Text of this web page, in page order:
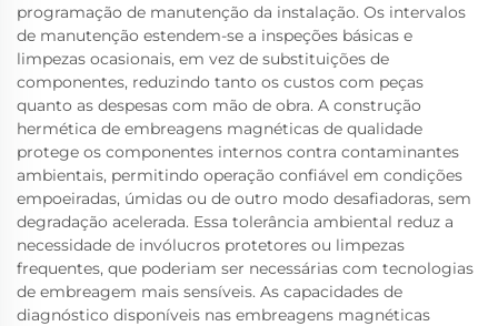
programação de manutenção da instalação. Os intervalos
de manutenção estendem-se a inspeções básicas e
limpezas ocasionais, em vez de substituições de
componentes, reduzindo tanto os custos com peças
quanto as despesas com mão de obra. A construção
hermética de embreagens magnéticas de qualidade
protege os componentes internos contra contaminantes
ambientais, permitindo operação confiável em condições
empoeiradas, úmidas ou de outro modo desafiadoras, sem
degradação acelerada. Essa tolerância ambiental reduz a
necessidade de invólucros protetores ou limpezas
frequentes, que poderiam ser necessárias com tecnologias
de embreagem mais sensíveis. As capacidades de
diagnóstico disponíveis nas embreagens magnéticas